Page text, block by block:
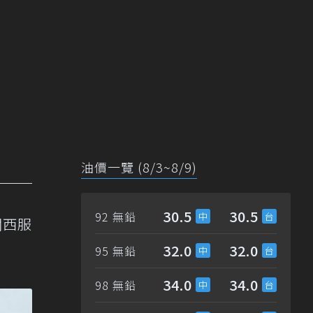
服
油價一覽 (8/3~8/9)
92 無鉛 30.5 30.5
95 無鉛 32.0 32.0
98 無鉛 34.0 34.0